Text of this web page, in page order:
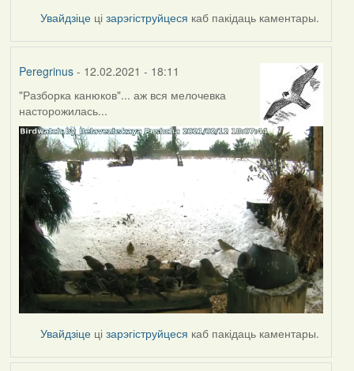
Увайдзіце цізарэгіструйцеся каб пакідаць каментары.
Peregrinus- 12.02.2021 - 18:11
"Разборка канюков"... аж вся мелочевка
насторожилась...
Увайдзіце цізарэгіструйцеся каб пакідаць каментары.